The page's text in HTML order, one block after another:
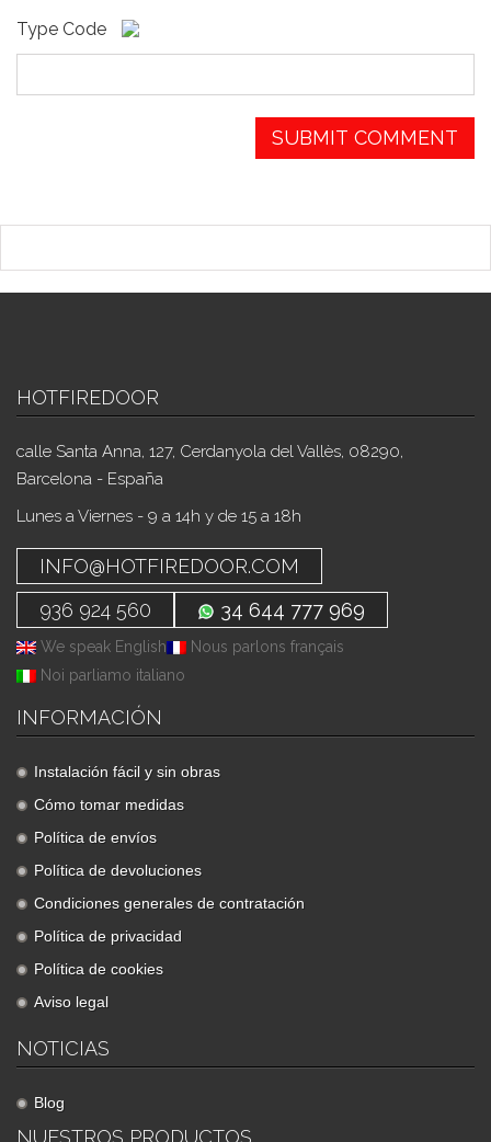
Type Code
HOTFIREDOOR
calle Santa Anna, 127, Cerdanyola del Vallès, 08290,
Barcelona - España
Lunes a Viernes - 9 a 14h y de 15 a 18h
INFO@HOTFIREDOOR.COM
936 924 560
34 644 777 969
We speak English
Nous parlons français
Noi parliamo italiano
INFORMACIÓN
Instalación fácil y sin obras
Cómo tomar medidas
Política de envíos
Política de devoluciones
Condiciones generales de contratación
Política de privacidad
Política de cookies
Aviso legal
NOTICIAS
Blog
NUESTROS PRODUCTOS